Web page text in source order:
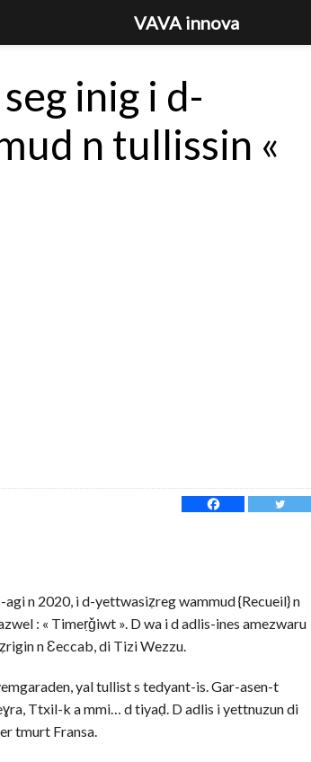
inig i d-
n tullissin «
agi n 2020, i d-yettwasiẓreg wammud {Recueil} n
: « Timeṛǧiwt ». D wa i d adlis-ines amezwaru
n Ɛeccab, di Tizi Wezzu.
yal tullist s tedyant-is. Gar-asen-t
Ttxil-k a mmi… d tiyaḍ. D adlis i yettnuzun di
tmurt Fransa.
VAVA innova